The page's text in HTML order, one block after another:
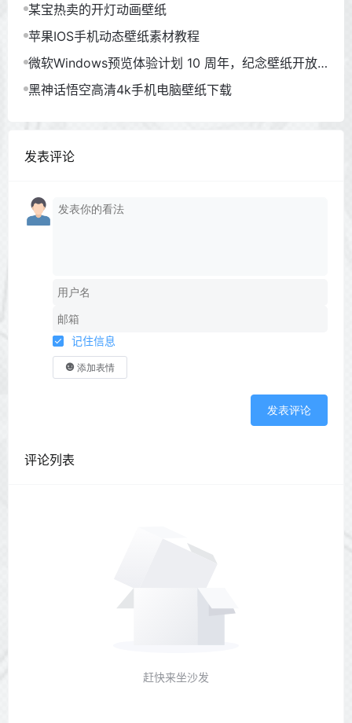
某宝热卖的开灯动画壁纸
苹果IOS手机动态壁纸素材教程
微软Windows预览体验计划 10 周年，纪念壁纸开放
下载
黑神话悟空高清4k手机电脑壁纸下载
发表评论
记住信息
添加表情
发表评论
评论列表
赶快来坐沙发